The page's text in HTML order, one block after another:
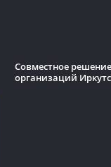
Совместное
организаций